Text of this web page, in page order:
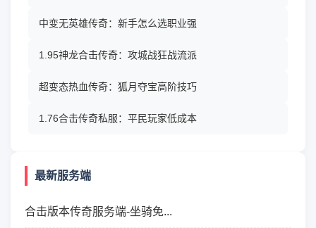
中变无英雄传奇：新手怎么选职业强
1.95神龙合击传奇：攻城战狂战流派
超变态热血传奇：狐月夺宝高阶技巧
1.76合击传奇私服：平民玩家低成本
最新服务端
合击版本传奇服务端-坐骑免...